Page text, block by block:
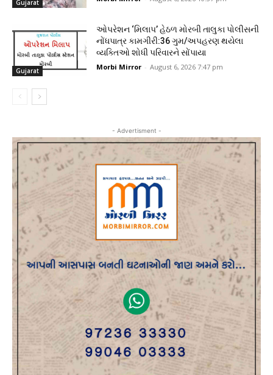
Gujarat
Gujarat
ઓપરેશન ‘મિલાપ’ હેઠળ મોરબી તાલુકા પોલીસની
નોંધપાત્ર કામગીરી:36 ગુમ/અપહરણ થયેલા
વ્યક્તિઓ શોધી પરિવારને સોંપાયા
Morbi Mirror - August 6, 2026 7:47 pm
- Advertisment -